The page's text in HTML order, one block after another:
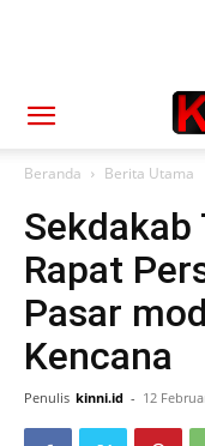
Beranda Berita Utama
Sekdakab
Rapat
Pasar
Kencana
Penulis kinni.id - 12